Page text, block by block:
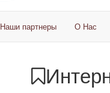
Наши партнеры О Нас